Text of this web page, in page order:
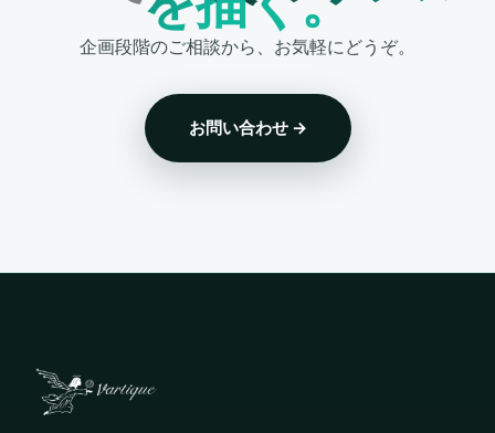
企画段階のご相談から、お気軽にどうぞ。
お問い合わせ →